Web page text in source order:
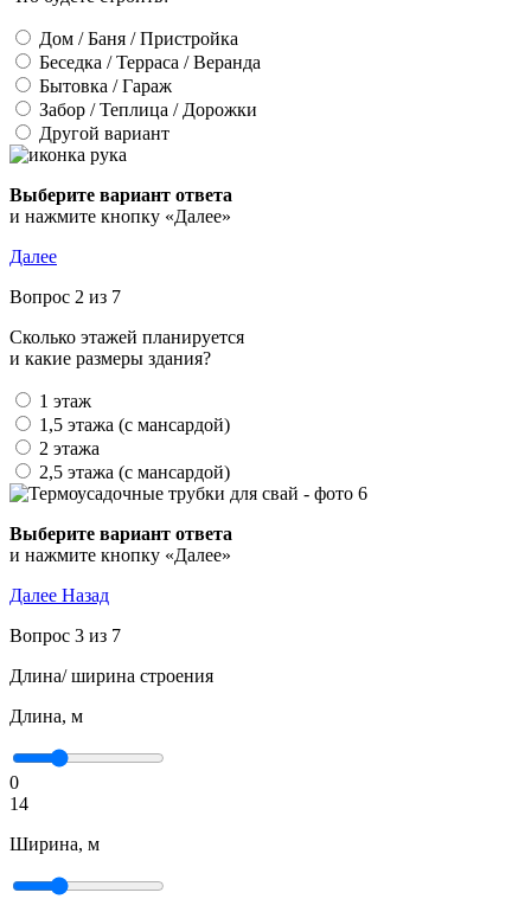
Дом / Баня / Пристройка
Беседка / Терраса / Веранда
Бытовка / Гараж
Забор / Теплица / Дорожки
Другой вариант
Выберите вариант ответа
и нажмите кнопку «Далее»
Далее
Вопрос 2 из 7
Сколько этажей планируется
и какие размеры здания?
1 этаж
1,5 этажа (с мансардой)
2 этажа
2,5 этажа (с мансардой)
Выберите вариант ответа
и нажмите кнопку «Далее»
Далее Назад
Вопрос 3 из 7
Длина/ ширина строения
Длина, м
0
14
Ширина, м